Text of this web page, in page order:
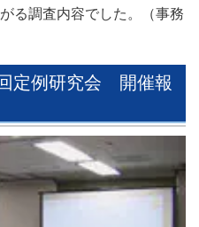
る調査内容でした。（事務
定例研究会 開催報